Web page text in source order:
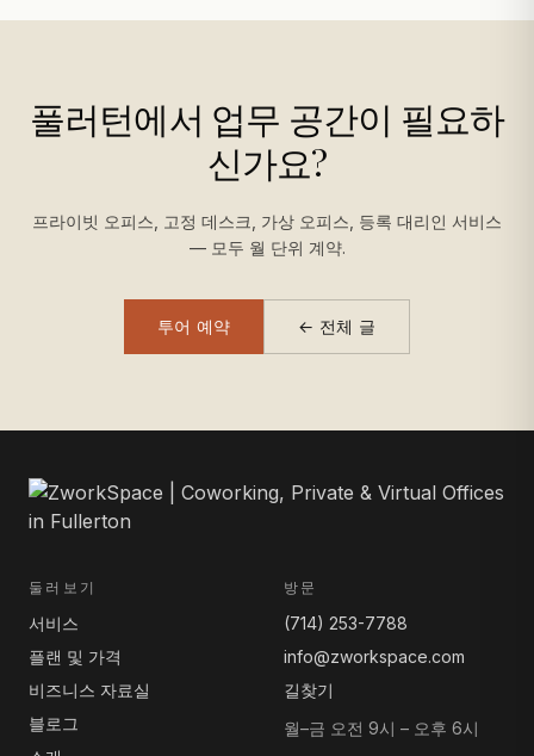
풀러턴에서 업무 공간이 필요하
신가요?
프라이빗 오피스, 고정 데스크, 가상 오피스, 등록 대리인 서비스
— 모두 월 단위 계약.
투어 예약 ← 전체 글
둘러보기
서비스
플랜 및 가격
비즈니스 자료실
블로그
방문
(714) 253-7788
info@zworkspace.com
길찾기
월–금 오전 9시 – 오후 6시